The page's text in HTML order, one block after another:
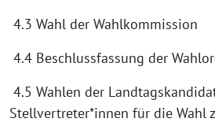
4.3 Wahl der Wahlkommission
4.4 Beschlussfassung der
4.5 Wahlen der
Stellvertreter*innen für die Wahl